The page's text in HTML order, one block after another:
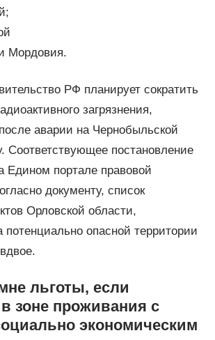
Мордовия.
РФ планирует сократить
загрязнения,
аварии на Чернобыльской
Соответствующее постановление
Едином портале правовой
документу, список
Орловской области,
опасной территории
льготы, если
зоне проживания с
экономическим